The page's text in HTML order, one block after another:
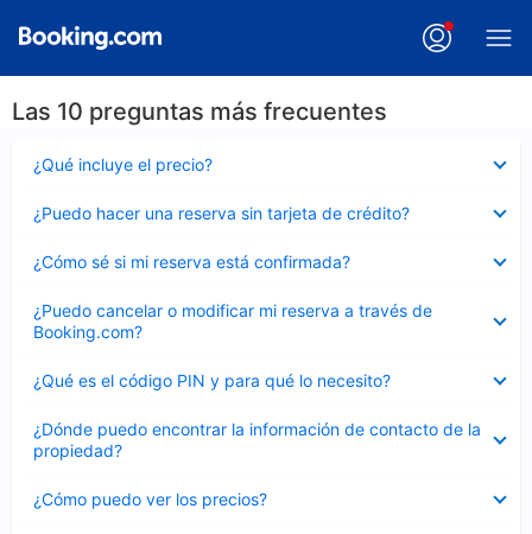
Las 10 preguntas más frecuentes
¿Qué incluye el precio?
cerrado
¿Puedo hacer una reserva sin tarjeta de crédito?
cerrado
¿Cómo sé si mi reserva está confirmada?
cerrado
¿Puedo cancelar o modificar mi reserva a través de
Booking.com?
cerrado
¿Qué es el código PIN y para qué lo necesito?
cerrado
¿Dónde puedo encontrar la información de contacto de la
propiedad?
cerrado
¿Cómo puedo ver los precios?
cerrado